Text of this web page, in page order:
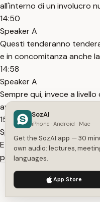
all'interno di un involucro
14:50
Speaker A
Questi tenderanno
e in concomitanza anche
14:58
Speaker A
Sempre qui, invece a
avere questo DNA
15:07
Speaker A
E quindi la traduzione non
però esternamente nel
15:13
Speaker A
Bene.
We use cookies to enhance your
SozAI
iPhone · Android · Mac
Get the SozAI app — 30
own audio: lectures,
languages.
App Store